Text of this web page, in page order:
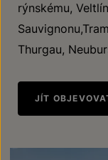
rýnskému,
Thurgau,
JÍT